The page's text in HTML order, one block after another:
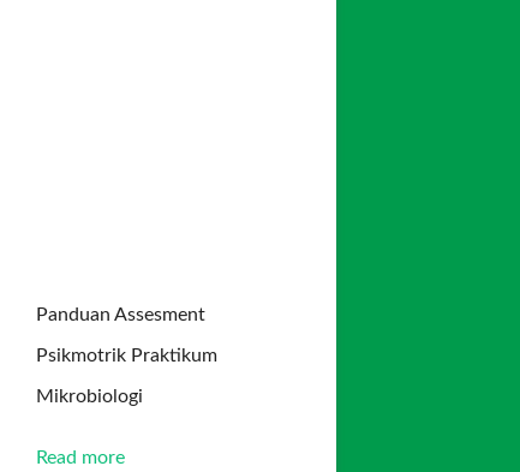
Panduan Assesment
Psikmotrik Praktikum
Mikrobiologi
Read more